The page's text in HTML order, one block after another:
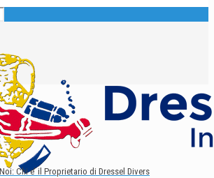
Chi e’ il Proprietario di Dressel Divers